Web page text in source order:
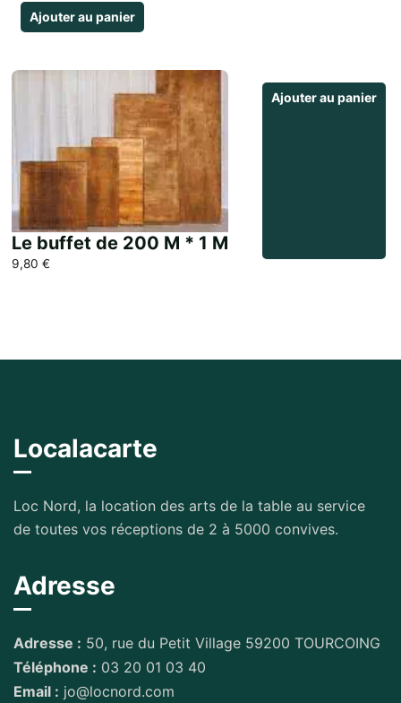
Ajouter au panier
Le buffet de 200 M * 1 M
9,80 €
Ajouter au panier
Localacarte
Loc Nord, la location des arts de la table au service
de toutes vos réceptions de 2 à 5000 convives.
Adresse
Adresse : 50, rue du Petit Village 59200 TOURCOING
Téléphone : 03 20 01 03 40
Email : jo@locnord.com